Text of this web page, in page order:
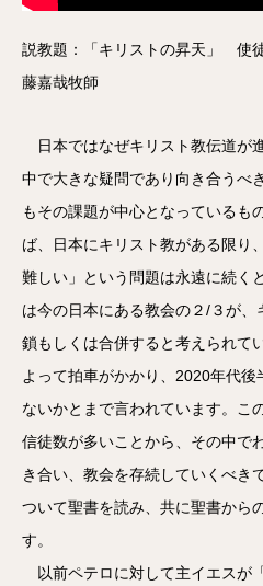
説教題：「キリストの昇天
藤嘉哉牧師
日本ではなぜキリスト教伝道が
中で大きな疑問であり向き合うべ
もその課題が中心となっているも
ば、日本にキリスト教がある限り
難しい」という問題は永遠に続く
は今の日本にある教会の２/３が
鎖もしくは合併すると考えられて
よって拍車がかかり、2020年代
ないかとまで言われています。こ
信徒数が多いことから、その中で
き合い、教会を存続していくべき
ついて聖書を読み、共に聖書から
す。
以前ペテロに対して主イエスが